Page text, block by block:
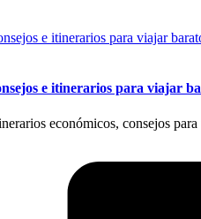
e itinerarios para viajar
económicos, consejos